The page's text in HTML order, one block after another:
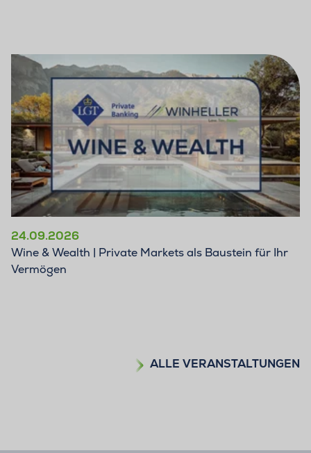
24.09.2026
Wine & Wealth | Private Markets als Baustein für Ihr
Vermögen
ALLE VERANSTALTUNGEN